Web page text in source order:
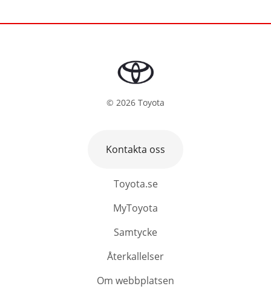
© 2026 Toyota
Toyota.se
MyToyota
Samtycke
Återkallelser
Om webbplatsen
Kontakta oss